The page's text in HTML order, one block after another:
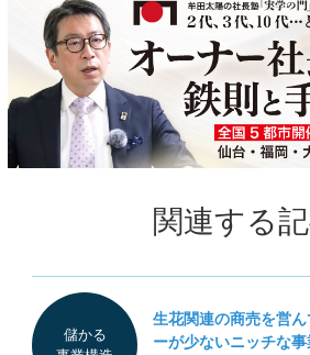
関連する
儲かる
生花関連の商売を営
ーが少ないニッチな